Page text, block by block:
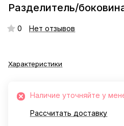
Разделитель/
0 Нет отзывов
Характеристики
Наличие уточняйте у
Рассчитать доставку